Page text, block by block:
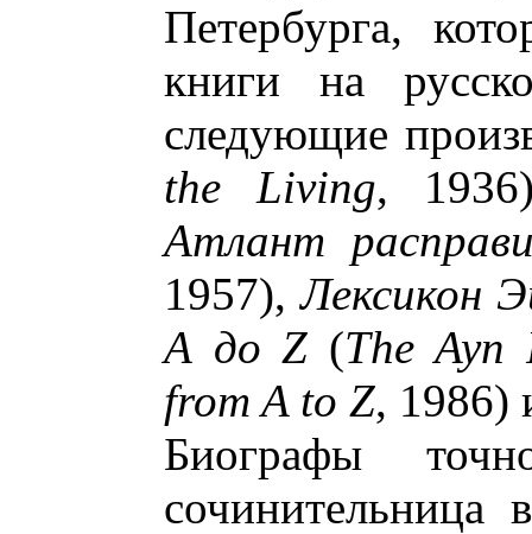
Петербурга,
книги на
следующие
the Living,
Атлант
1957),Лексикон
А до Z (The Ayn
from A to Z, 1986)
Биографы
сочинительница